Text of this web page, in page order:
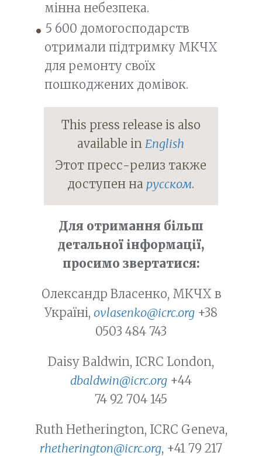
мінна небезпека.
5 600 домогосподарств
отримали підтримку МКЧХ
для ремонту своїх
пошкоджених домівок.
This press release is also
available in English
Этот пресс-релиз также
доступен на русском.
Для отримання більш
детальної інформації,
просимо звертатися:
Олександр Власенко, МКЧХ в
Україні, ovlasenko@icrc.org +38
0503 484 743
Daisy Baldwin, ICRC London,
dbaldwin@icrc.org +44
74 92 704 145
Ruth Hetherington, ICRC Geneva,
rhetherington@icrc.org, +41 79 217